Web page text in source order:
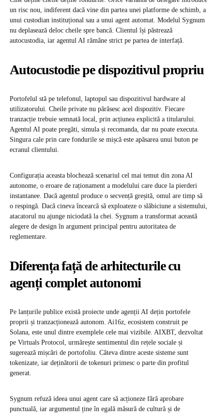
un risc nou, indiferent dacă vine din partea unei platforme de schimb, a
unui custodian instituțional sau a unui agent automat. Modelul Sygnum
nu deplasează deloc cheile spre bancă. Clientul își păstrează
autocustodia, iar agentul AI rămâne strict pe partea de interfață.
Autocustodie pe dispozitivul propriu
Portofelul stă pe telefonul, laptopul sau dispozitivul hardware al
utilizatorului. Cheile private nu părăsesc acel dispozitiv. Fiecare
tranzacție trebuie semnată local, prin acțiunea explicită a titularului.
Agentul AI poate pregăti, simula și recomanda, dar nu poate executa.
Singura cale prin care fondurile se mișcă este apăsarea unui buton pe
ecranul clientului.
Configurația aceasta blochează scenariul cel mai temut din zona AI
autonome, o eroare de raționament a modelului care duce la pierderi
instantanee. Dacă agentul produce o secvență greșită, omul are timp să
o respingă. Dacă cineva încearcă să exploateze o slăbiciune a sistemului,
atacatorul nu ajunge niciodată la chei. Sygnum a transformat această
alegere de design în argument principal pentru autoritatea de
reglementare.
Diferența față de arhitecturile cu
agenți complet autonomi
Pe lanțurile publice există proiecte unde agenții AI dețin portofele
proprii și tranzacționează autonom. Ai16z, ecosistem construit pe
Solana, este unul dintre exemplele cele mai vizibile. AIXBT, dezvoltat
pe Virtuals Protocol, urmărește sentimentul din rețele sociale și
sugerează mișcări de portofoliu. Câteva dintre aceste sisteme sunt
tokenizate, iar deținătorii de tokenuri primesc o parte din profitul
generat.
Sygnum refuză ideea unui agent care să acționeze fără aprobare
punctuală, iar argumentul ține în egală măsură de cultură și de